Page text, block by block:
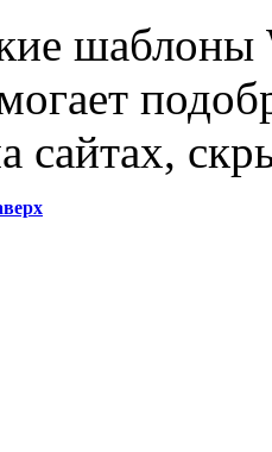
шаблоны
сайтах,